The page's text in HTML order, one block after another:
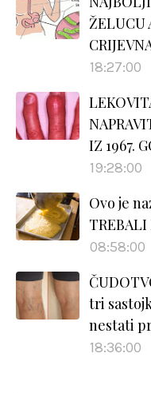
ŽELUCU
18:27:00
IZ 1967.
19:28:00
Ovo je
TREBALI
08:58:00
tri
nestati
18:36:00